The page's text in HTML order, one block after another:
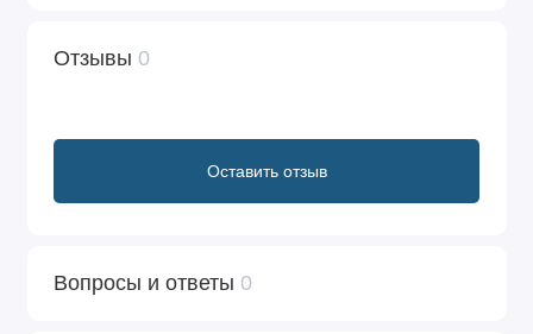
Отзывы 0
Оставить отзыв
Вопросы и ответы 0